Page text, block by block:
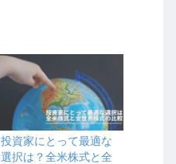
投資家にとって最適な
選択は？全米株式と全